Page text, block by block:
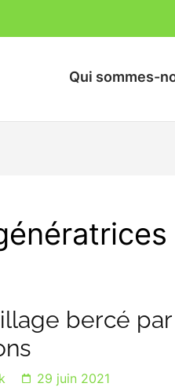
des
Qui sommes-
bercé
29 juin 2021